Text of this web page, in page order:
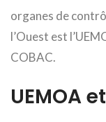
organes de
l’Ouest est
COBAC.
UEMOA